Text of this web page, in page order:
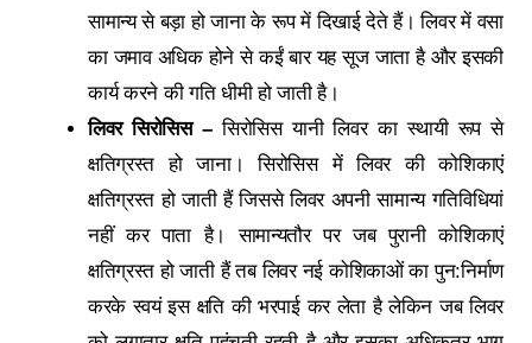
सामान्य से बड़ा हो जाना के रूप में दिखाई देते हैं। लिवर में वसा
का जमाव अधिक होने से कईं बार यह सूज जाता है और इसकी
कार्य करने की गति धीमी हो जाती है।
लिवर सिरोसिस –सिरोसिस यानी लिवर का स्थायी रूप से
क्षतिग्रस्त हो जाना। सिरोसिस में लिवर की कोशिकाएं
क्षतिग्रस्त हो जाती हैं जिससे लिवर अपनी सामान्य गतिविधियां
नहीं कर पाता है। सामान्‍यतौर पर जब पुरानी कोशिकाएं
क्षतिग्रस्‍त हो जाती हैं तब लिवर नई कोशिकाओं का पुन:निर्माण
करके स्‍वयं इस क्षति की भरपाई कर लेता है लेकिन जब लिवर